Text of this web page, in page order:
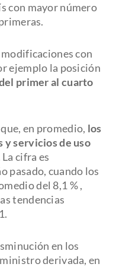
con mayor número
con
ejemplo la posición
primer al cuarto
en promedio, los
y servicios de uso
La cifra es
pasado, cuando los
del 8,1 % ,
tendencias
en los
derivada, en